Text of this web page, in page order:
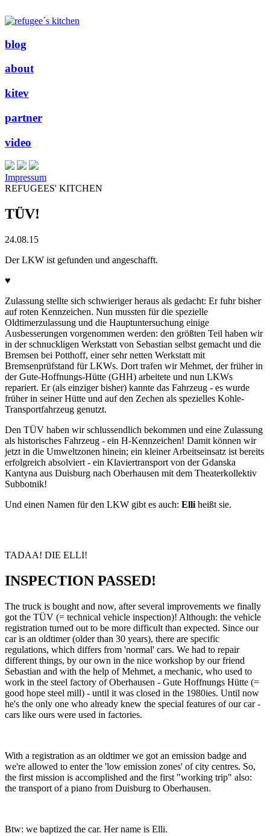
blog
about
kitev
partner
video
Impressum
REFUGEES' KITCHEN
TÜV!
24.08.15
Der LKW ist gefunden und angeschafft.
♥︎
Zulassung stellte sich schwieriger heraus als gedacht: Er fuhr bisher
auf roten Kennzeichen. Nun mussten für die spezielle
Oldtimerzulassung und die Hauptuntersuchung einige
Ausbesserungen vorgenommen werden: den größten Teil haben wir
in der schnuckligen Werkstatt von Sebastian selbst gemacht und die
Bremsen bei Potthoff, einer sehr netten Werkstatt mit
Bremsenprüfstand für LKWs. Dort trafen wir Mehmet, der früher in
der Gute-Hoffnungs-Hütte (GHH) arbeitete und nun LKWs
repariert. Er (als einziger bisher) kannte das Fahrzeug - es wurde
früher in seiner Hütte und auf den Zechen als spezielles Kohle-
Transportfahrzeug genutzt.
Den TÜV haben wir schlussendlich bekommen und eine Zulassung
als historisches Fahrzeug - ein H-Kennzeichen! Damit können wir
jetzt in die Umweltzonen hinein; ein kleiner Arbeitseinsatz ist bereits
erfolgreich absolviert - ein Klaviertransport von der Gdanska
Kantyna aus Duisburg nach Oberhausen mit dem Theaterkollektiv
Subbotnik!
Und einen Namen für den LKW gibt es auch: Elli heißt sie.
TADAA! DIE ELLI!
INSPECTION PASSED!
The truck is bought and now, after several improvements we finally
got the TÜV (= technical vehicle inspection)! Although: the vehicle
registration turned out to be more difficult than expected. Since our
car is an oldtimer (older than 30 years), there are specific
regulations, which differs from 'normal' cars. We had to repair
different things, by our own in the nice workshop by our friend
Sebastian and with the help of Mehmet, a mechanic, who used to
work in the steel factory of Oberhausen - Gute Hoffnungs Hütte (=
good hope steel mill) - until it was closed in the 1980ies. Until now
he's the only one who already knew the special features of our car -
cars like ours were used in factories.
With a registration as an oldtimer we got an emission badge and
we're allowed to enter the 'low emission zones' of city centres. So,
the first mission is accomplished and the first "working trip" also:
the transport of a piano from Duisburg to Oberhausen.
Btw: we baptized the car. Her name is Elli.